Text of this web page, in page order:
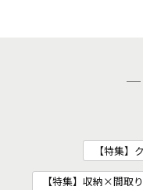
【特集】
【特集】収納×間取